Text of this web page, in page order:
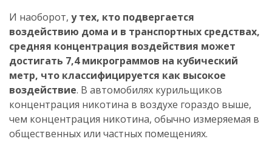
И наоборот, у тех, кто подвергается
воздействию дома и в транспортных средствах,
средняя концентрация воздействия может
достигать 7,4 микрограммов на кубический
метр, что классифицируется как высокое
воздействие. В автомобилях курильщиков
концентрация никотина в воздухе гораздо выше,
чем концентрация никотина, обычно измеряемая в
общественных или частных помещениях.